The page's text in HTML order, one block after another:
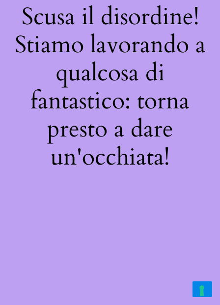
Scusa il disordine!
Stiamo lavorando a
qualcosa di
fantastico: torna
presto a dare
un'occhiata!